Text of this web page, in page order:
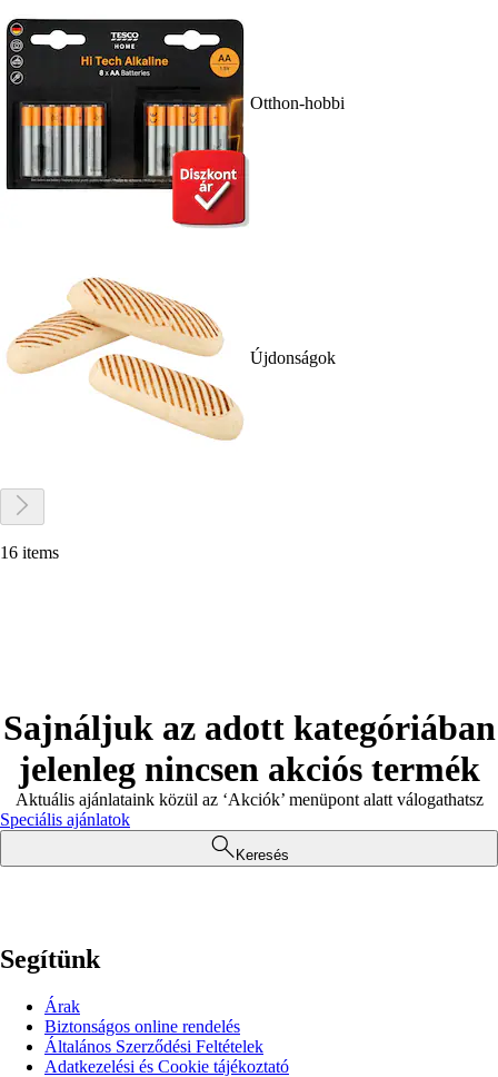
Otthon-hobbi
Újdonságok
16 items
Sajnáljuk az adott kategóriában
jelenleg nincsen akciós termék
Aktuális ajánlataink közül az ‘Akciók’ menüpont alatt válogathatsz
Speciális ajánlatok
Keresés
Segítünk
Árak
Biztonságos online rendelés
Általános Szerződési Feltételek
Adatkezelési és Cookie tájékoztató